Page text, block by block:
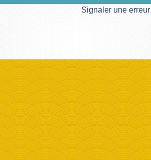
Signaler une